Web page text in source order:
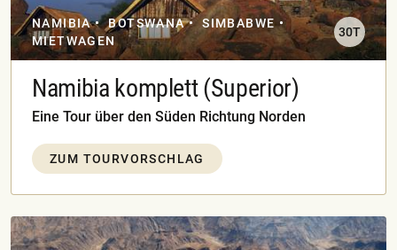
NAMIBIA BOTSWANA
SIMBABWE
MIETWAGEN
30T
Namibia komplett (Superior)
Eine Tour über den Süden Richtung Norden
ZUM TOURVORSCHLAG